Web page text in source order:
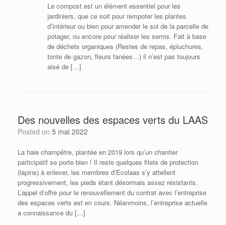
Le compost est un élément essentiel pour les
jardiniers, que ce soit pour rempoter les plantes
d’intérieur ou bien pour amender le sol de la parcelle de
potager, ou encore pour réaliser les semis. Fait à base
de déchets organiques (Restes de repas, épluchures,
tonte de gazon, fleurs fanées…) il n’est pas toujours
aisé de […]
Des nouvelles des espaces verts du LAAS
Posted on 5 mai 2022
La haie champêtre, plantée en 2019 lors qu’un chantier
participatif se porte bien ! Il reste quelques filets de protection
(lapins) à enlever, les membres d’Ecolaas s’y attellent
progressivement, les pieds étant désormais assez résistants.
L’appel d’offre pour le renouvellement du contrat avec l’entreprise
des espaces verts est en cours. Néanmoins, l’entreprise actuelle
a connaissance du […]